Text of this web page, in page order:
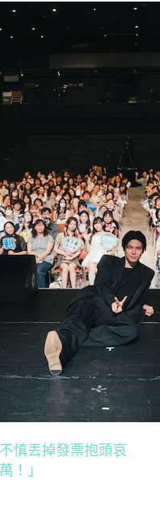
慎丟掉發票抱頭哀
！」